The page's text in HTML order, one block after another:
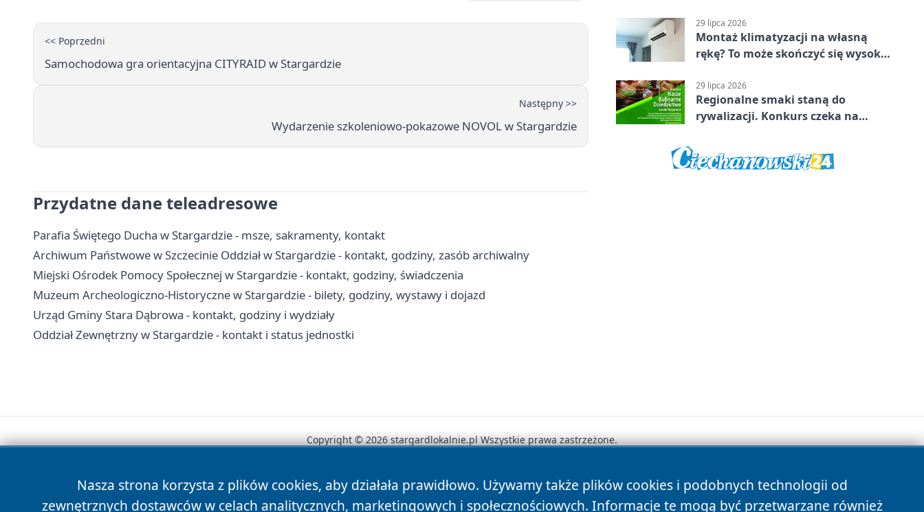
<< Poprzedni
Samochodowa gra orientacyjna CITYRAID w Stargardzie
Następny >>
Wydarzenie szkoleniowo-pokazowe NOVOL w Stargardzie
Przydatne dane teleadresowe
Parafia Świętego Ducha w Stargardzie - msze, sakramenty, kontakt
Archiwum Państwowe w Szczecinie Oddział w Stargardzie - kontakt, godziny, zasób archiwalny
Miejski Ośrodek Pomocy Społecznej w Stargardzie - kontakt, godziny, świadczenia
Muzeum Archeologiczno-Historyczne w Stargardzie - bilety, godziny, wystawy i dojazd
Urząd Gminy Stara Dąbrowa - kontakt, godziny i wydziały
Oddział Zewnętrzny w Stargardzie - kontakt i status jednostki
29 lipca 2026
Montaż klimatyzacji na własną
rękę? To może skończyć się wysoką
29 lipca 2026
Regionalne smaki staną do
rywalizacji. Konkurs czeka na
Nasza strona korzysta z plików cookies, aby działała prawidłowo. Używamy także plików cookies i podobnych technologii od
zewnętrznych dostawców w celach analitycznych, marketingowych i społecznościowych. Informacje te mogą być przetwarzane również
Copyright © 2026 stargardlokalnie.pl Wszystkie prawa zastrzeżone.
News Autorzy Polityka Prywatności Polityka Cookies